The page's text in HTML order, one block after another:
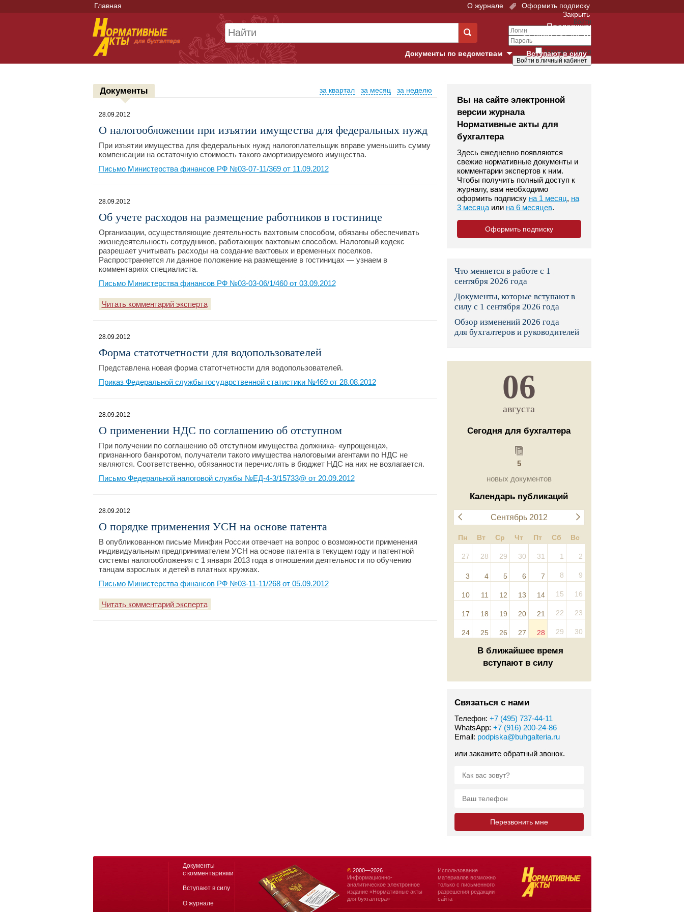
Главная О журнале
Оформить подписку
Закрыть
Войти
Запомнить меня
Поддержка:
+7 (495) 737-44-10
Вступают в силу
Документы по ведомствам
Банк России
Верховный Суд
Гострудинспекция в г. Москве
Конституционный Суд
Пенсионный фонд
Правительство
Социальный фонд России
Суд общей юрисдикции
Документы за неделю
за месяц
за квартал
28.09.2012
О налогообложении при изъятии имущества для федеральных нужд
При изъятии имущества для федеральных нужд налогоплательщик вправе уменьшить сумму
компенсации на остаточную стоимость такого амортизируемого имущества.
Письмо Министерства финансов РФ №03-07-11/369 от 11.09.2012
28.09.2012
Об учете расходов на размещение работников в гостинице
Организации, осуществляющие деятельность вахтовым способом, обязаны обеспечивать
жизнедеятельность сотрудников, работающих вахтовым способом. Налоговый кодекс
разрешает учитывать расходы на создание вахтовых и временных поселков.
Распространяется ли данное положение на размещение в гостиницах — узнаем в
комментариях специалиста.
Письмо Министерства финансов РФ №03-03-06/1/460 от 03.09.2012
Читать комментарий эксперта
28.09.2012
Форма статотчетности для водопользователей
Представлена новая форма статотчетности для водопользователей.
Приказ Федеральной службы государственной статистики №469 от 28.08.2012
28.09.2012
О применении НДС по соглашению об отступном
При получении по соглашению об отступном имущества должника- «упрощенца»,
признанного банкротом, получатели такого имущества налоговыми агентами по НДС не
являются. Соответственно, обязанности перечислять в бюджет НДС на них не возлагается.
Письмо Федеральной налоговой службы №ЕД-4-3/15733@ от 20.09.2012
28.09.2012
О порядке применения УСН на основе патента
В опубликованном письме Минфин России отвечает на вопрос о возможности применения
индивидуальным предпринимателем УСН на основе патента в текущем году и патентной
системы налогообложения с 1 января 2013 года в отношении деятельности по обучению
танцам взрослых и детей в платных кружках.
Письмо Министерства финансов РФ №03-11-11/268 от 05.09.2012
Читать комментарий эксперта
Вы на сайте электронной
версии журнала
Нормативные акты для
бухгалтера
Здесь ежедневно появляются
свежие нормативные документы и
комментарии экспертов к ним.
Чтобы получить полный доступ к
журналу, вам необходимо
оформить подписку на 1 месяц, на
3 месяцаили на 6 месяцев.
Оформить подписку
Что меняется в работе с 1
сентября 2026 года
Документы, которые вступают в
силу с 1 сентября 2026 года
Обзор изменений 2026 года
для бухгалтеров и руководителей
06
августа
Сегодня для бухгалтера
5
новых документов
Календарь публикаций
Сентябрь 2012
Пн Вт Ср Чт Пт Сб Вс
27 28 29 30 31 1 2
3 4 5 6 7 8 9
10 11 12 13 14 15 16
17 18 19 20 21 22 23
24 25 26 27 28 29 30
В ближайшее время
вступают в силу
Связаться с нами
Телефон: +7 (495) 737-44-11
WhatsApp: +7 (916) 200-24-86
Email: podpiska@buhgalteria.ru
или закажите обратный звонок.
Документы
с комментариями
Вступают в силу
О журнале
©2000—2026
Информационно-
аналитическое электронное
издание «Нормативные акты
для бухгалтера»
Использование
материалов возможно
только с письменного
разрешения редакции
сайта